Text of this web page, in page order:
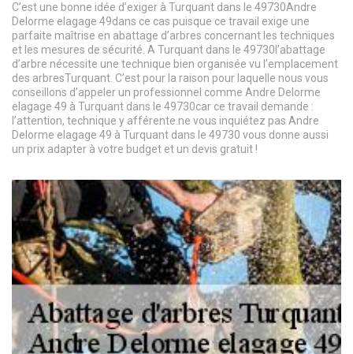
C’est une bonne idée d’exiger à Turquant dans le 49730Andre
Delorme elagage 49dans ce cas puisque ce travail exige une
parfaite maîtrise en abattage d’arbres concernant les techniques
et les mesures de sécurité. A Turquant dans le 49730l’abattage
d’arbre nécessite une technique bien organisée vu l’emplacement
des arbresTurquant. C’est pour la raison pour laquelle nous vous
conseillons d’appeler un professionnel comme Andre Delorme
elagage 49 à Turquant dans le 49730car ce travail demande :
l’attention, technique y afférente.ne vous inquiétez pas Andre
Delorme elagage 49 à Turquant dans le 49730 vous donne aussi
un prix adapter à votre budget et un devis gratuit !